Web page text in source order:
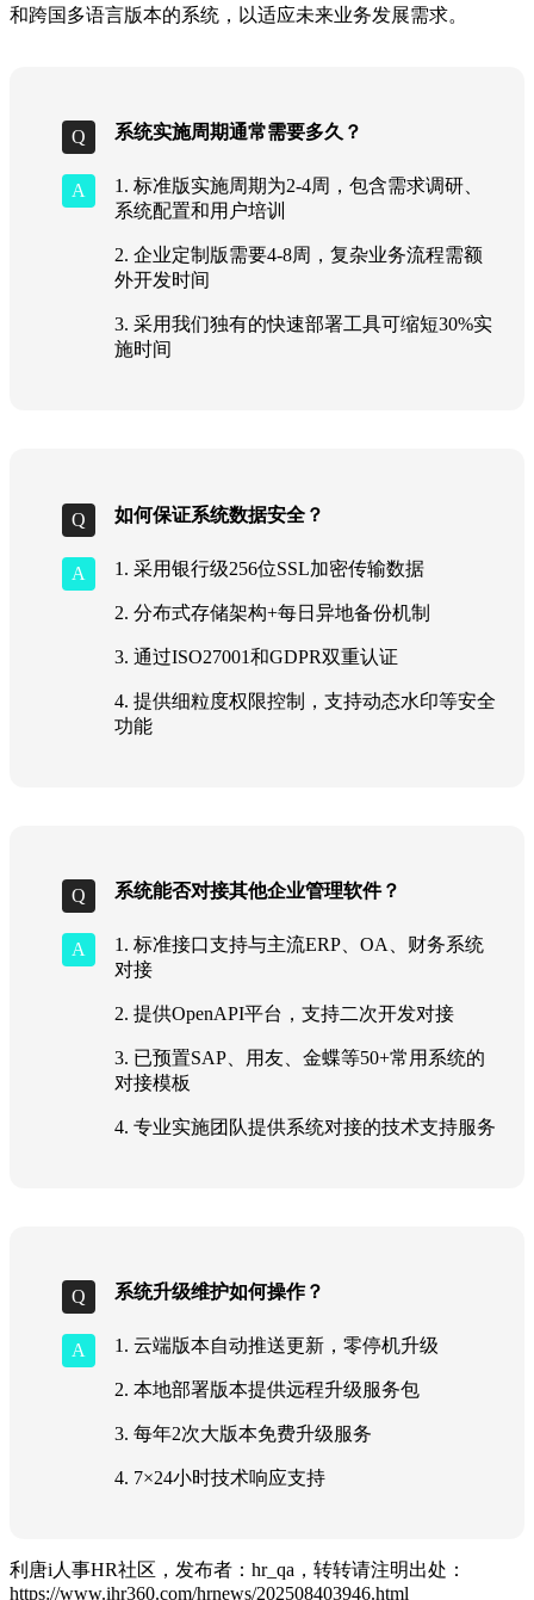
和跨国多语言版本的系统，以适应未来业务发展需求。
系统实施周期通常需要多久？
1. 标准版实施周期为2-4周，包含需求调研、
系统配置和用户培训
2. 企业定制版需要4-8周，复杂业务流程需额
外开发时间
3. 采用我们独有的快速部署工具可缩短30%实
施时间
如何保证系统数据安全？
1. 采用银行级256位SSL加密传输数据
2. 分布式存储架构+每日异地备份机制
3. 通过ISO27001和GDPR双重认证
4. 提供细粒度权限控制，支持动态水印等安全
功能
系统能否对接其他企业管理软件？
1. 标准接口支持与主流ERP、OA、财务系统
对接
2. 提供OpenAPI平台，支持二次开发对接
3. 已预置SAP、用友、金蝶等50+常用系统的
对接模板
4. 专业实施团队提供系统对接的技术支持服务
系统升级维护如何操作？
1. 云端版本自动推送更新，零停机升级
2. 本地部署版本提供远程升级服务包
3. 每年2次大版本免费升级服务
4. 7×24小时技术响应支持
利唐i人事HR社区，发布者：hr_qa，转转请注明出处：
https://www.ihr360.com/hrnews/202508403946.html